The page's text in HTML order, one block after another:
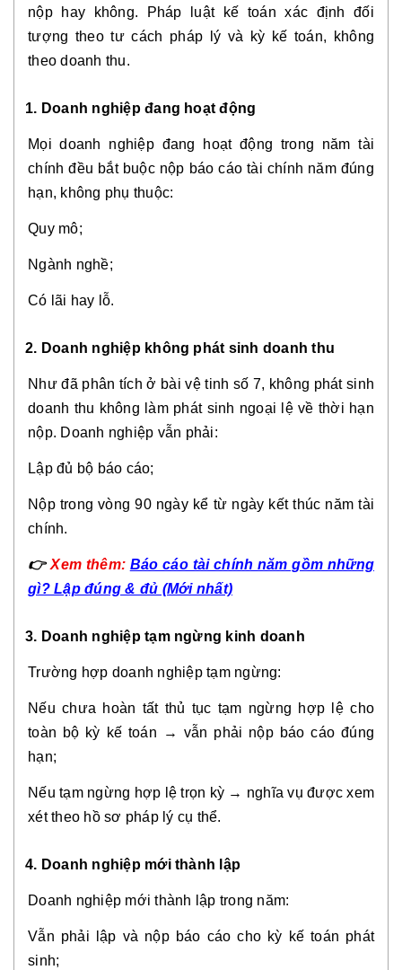
nộp hay không. Pháp luật kế toán xác định đối
tượng theo tư cách pháp lý và kỳ kế toán, không
theo doanh thu.
1. Doanh nghiệp đang hoạt động
Mọi doanh nghiệp đang hoạt động trong năm tài
chính đều bắt buộc nộp báo cáo tài chính năm đúng
hạn, không phụ thuộc:
Quy mô;
Ngành nghề;
Có lãi hay lỗ.
2. Doanh nghiệp không phát sinh doanh thu
Như đã phân tích ở bài vệ tinh số 7, không phát sinh
doanh thu không làm phát sinh ngoại lệ về thời hạn
nộp. Doanh nghiệp vẫn phải:
Lập đủ bộ báo cáo;
Nộp trong vòng 90 ngày kể từ ngày kết thúc năm tài
chính.
👉 Xem thêm: Báo cáo tài chính năm gồm những
gì? Lập đúng & đủ (Mới nhất)
3. Doanh nghiệp tạm ngừng kinh doanh
Trường hợp doanh nghiệp tạm ngừng:
Nếu chưa hoàn tất thủ tục tạm ngừng hợp lệ cho
toàn bộ kỳ kế toán → vẫn phải nộp báo cáo đúng
hạn;
Nếu tạm ngừng hợp lệ trọn kỳ → nghĩa vụ được xem
xét theo hồ sơ pháp lý cụ thể.
4. Doanh nghiệp mới thành lập
Doanh nghiệp mới thành lập trong năm:
Vẫn phải lập và nộp báo cáo cho kỳ kế toán phát
sinh;